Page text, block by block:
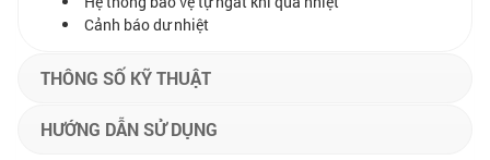
Cảnh báo dư nhiệt
THÔNG SỐ KỸ THUẬT
HƯỚNG DẪN SỬ DỤNG